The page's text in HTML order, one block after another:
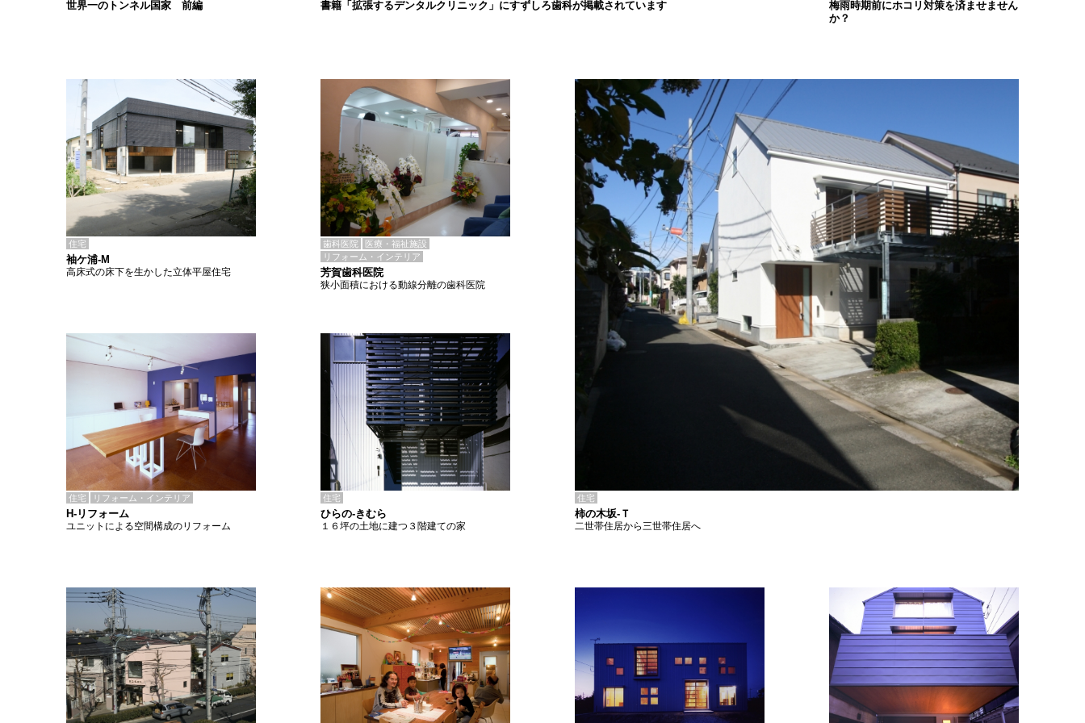
書籍「拡張するデンタルクリニック」にすずしろ歯科が掲載されています
世界一のトンネル国家 前編
梅雨時期前にホコリ対策を済ませません
か？
住宅
袖ケ浦-M
高床式の床下を生かした立体平屋住宅
歯科医院
医療・福祉施設
リフォーム・インテリア
芳賀歯科医院
狭小面積における動線分離の歯科医院
住宅 リフォーム・インテリア
H-リフォーム
ユニットによる空間構成のリフォーム
住宅
ひらの-きむら
１６坪の土地に建つ３階建ての家
住宅
柿の木坂-Ｔ
二世帯住居から三世帯住居へ